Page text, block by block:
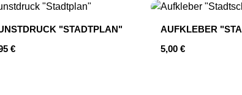
"STADTPLAN"
Preis:
€
AUFKLEBER
Regulärer Preis:
5,00 €